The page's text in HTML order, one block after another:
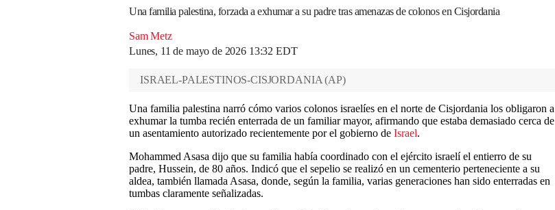
Una familia palestina, forzada a exhumar a su padre tras amenazas de colonos en Cisjordania
Sam Metz
Lunes, 11 de mayo de 2026 13:32 EDT
ISRAEL-PALESTINOS-CISJORDANIA (AP)
Una familia palestina narró cómo varios colonos israelíes en el norte de Cisjordania los obligaron a
exhumar la tumba recién enterrada de un familiar mayor, afirmando que estaba demasiado cerca de
un asentamiento autorizado recientemente por el gobierno de Israel.
Mohammed Asasa dijo que su familia había coordinado con el ejército israelí el entierro de su
padre, Hussein, de 80 años. Indicó que el sepelio se realizó en un cementerio perteneciente a su
aldea, también llamada Asasa, donde, según la familia, varias generaciones han sido enterradas en
tumbas claramente señalizadas.